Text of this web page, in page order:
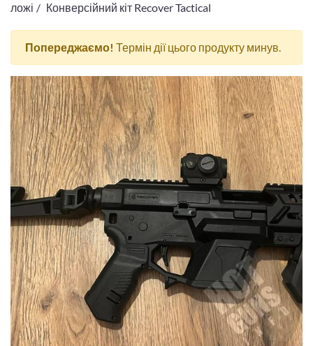
ложі
Конверсійний кіт Recover Tactical
Попереджаємо! Термін дії цього продукту минув.